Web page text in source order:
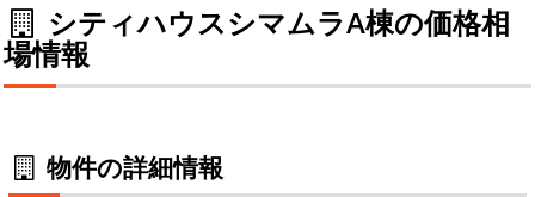
シティハウスシマムラA棟の価格相
場情報
物件の詳細情報